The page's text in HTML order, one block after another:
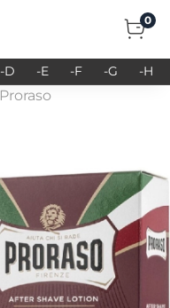
0
-D -E -F -G -H
Proraso